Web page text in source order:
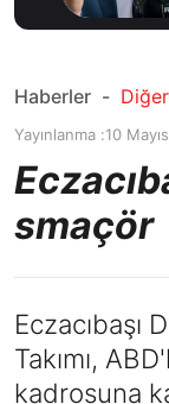
Haberler -
Yayınlanma :10
smaçör
Eczacıbaşı
Takımı,
kadrosuna